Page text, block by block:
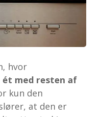
hvor
ét med resten af
kun den
at den er